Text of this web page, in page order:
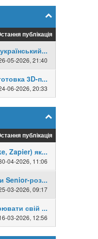
публікація
05-2026, 21:40
3D-п...
06-2026, 20:33
публікація
Zapier) як...
04-2026, 11:06
Senior-роз...
03-2026, 09:17
свій ...
03-2026, 12:56